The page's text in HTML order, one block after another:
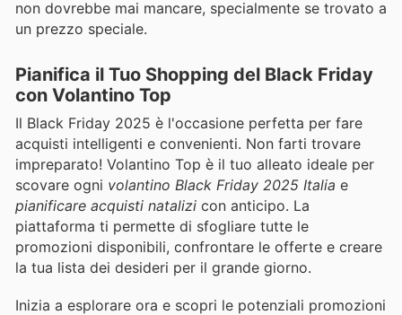
non dovrebbe mai mancare, specialmente se trovato a
un prezzo speciale.
Pianifica il Tuo Shopping del Black Friday
con Volantino Top
Il Black Friday 2025 è l'occasione perfetta per fare
acquisti intelligenti e convenienti. Non farti trovare
impreparato! Volantino Top è il tuo alleato ideale per
scovare ogni volantino Black Friday 2025 Italia e
pianificare acquisti natalizi con anticipo. La
piattaforma ti permette di sfogliare tutte le
promozioni disponibili, confrontare le offerte e creare
la tua lista dei desideri per il grande giorno.
Inizia a esplorare ora e scopri le potenziali promozioni